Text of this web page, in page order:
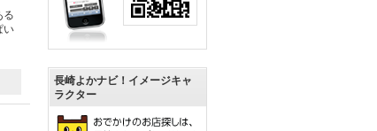
る
い
長崎よかナビ！イメージキャ
ラクター